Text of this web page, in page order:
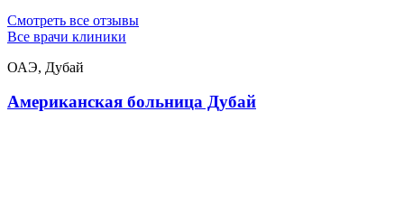
Смотреть все отзывы
Все врачи клиники
ОАЭ, Дубай
Американская больница Дубай